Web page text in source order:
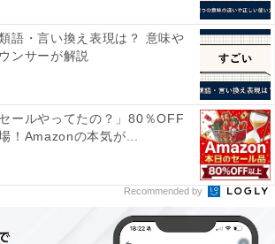
いから」で35.5％、3位は「仕事が単調
」で32.3％。
ら」「上司・部下・同僚とお互いに仕
が安心だから」との理由も3割近くの
社に人が集まることによって得られて
くなったことへの不便さや不安を感じ
子です。
語・言い換え表現は？ 意味や
ンサーが解説
ールやってたの？」80％OFF
！Amazonの本気が...
Recommended by